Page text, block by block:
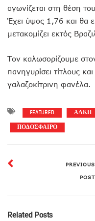
αγωνίζεται στη θέση
Έχει ύψος 1,76 και θα
μετακομίζει εκτός
Τον καλωσορίζουμε
πανηγυρίσει τίτλους
γαλαζοκίτρινη φανέλα.
FEATURED ΑΛΚΗ
ΠΟΔΟΣΦΑΙΡΟ
PREVIOUS
POST
Related Posts